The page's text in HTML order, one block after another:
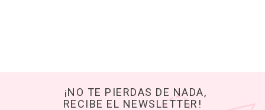
¡NO TE PIERDAS DE NADA,
RECIBE EL NEWSLETTER!